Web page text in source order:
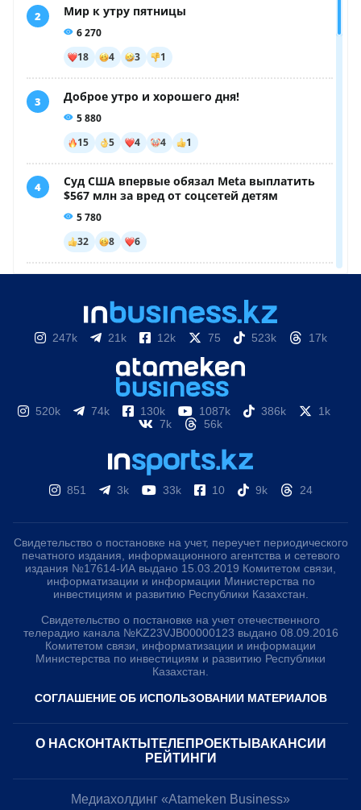
247k 21k 12k 75 523k 17k
520k 74k 130k 1087k 386k
1k
7k
56k
851 3k 33k 10 9k 24
Свидетельство о постановке на учет, переучет периодического
печатного издания, информационного агентства и сетевого
издания №17614-ИА выдано 15.03.2019 Комитетом связи,
информатизации и информации Министерства по
инвестициям и развитию Республики Казахстан.
Свидетельство о постановке на учет отечественного
телерадио канала №KZ23VJB00000123 выдано 08.09.2016
Комитетом связи, информатизации и информации
Министерства по инвестициям и развитию Республики
Казахстан.
СОГЛАШЕНИЕ ОБ ИСПОЛЬЗОВАНИИ МАТЕРИАЛОВ
О НАС КОНТАКТЫ ТЕЛЕПРОЕКТЫ ВАКАНСИИ
РЕЙТИНГИ
Медиахолдинг «Atameken Business»